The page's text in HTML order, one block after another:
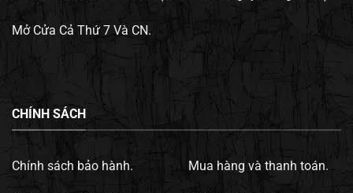
Mở Cửa Cả Thứ 7 Và CN.
CHÍNH SÁCH
Chính sách bảo hành. Mua hàng và thanh toán.